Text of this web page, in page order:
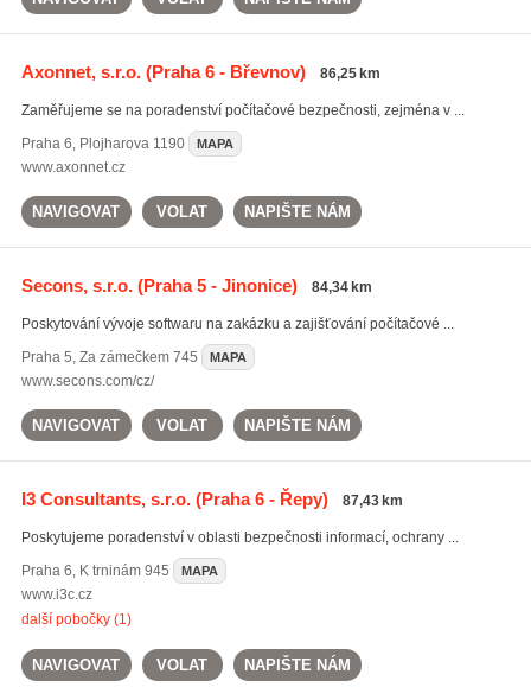
Axonnet, s.r.o.(Praha 6 - Břevnov) 86,25 km
Zaměřujeme se na poradenství počítačové bezpečnosti, zejména v ...
Praha 6, Plojharova 1190 MAPA
www.axonnet.cz
NAVIGOVAT VOLAT NAPIŠTE NÁM
Secons, s.r.o.(Praha 5 - Jinonice) 84,34 km
Poskytování vývoje softwaru na zakázku a zajišťování počítačové ...
Praha 5, Za zámečkem 745 MAPA
www.secons.com/cz/
NAVIGOVAT VOLAT NAPIŠTE NÁM
I3 Consultants, s.r.o.(Praha 6 - Řepy) 87,43 km
Poskytujeme poradenství v oblasti bezpečnosti informací, ochrany ...
Praha 6, K trninám 945 MAPA
www.i3c.cz
další pobočky (1)
NAVIGOVAT VOLAT NAPIŠTE NÁM